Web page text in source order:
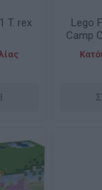
T. rex
Lego
Camp